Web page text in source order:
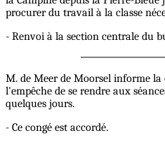
procurer du travail à la classe
- Renvoi à la section centrale du
M. de Meer de Moorsel informe
l'empêche de se rendre aux
quelques jours.
- Ce congé est accordé.